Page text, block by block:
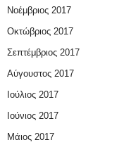
Νοέμβριος 2017
Οκτώβριος 2017
Σεπτέμβριος 2017
Αύγουστος 2017
Ιούλιος 2017
Ιούνιος 2017
Μάιος 2017